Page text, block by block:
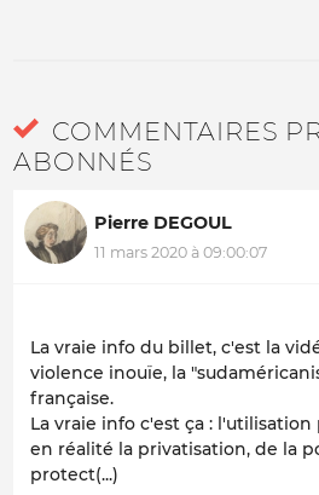
COMMENTAIRES
ABONNÉS
Pierre DEGOUL
11 mars 2020 à 09:00:07
La vraie info du billet, c'est la
violence inouïe, la
française.
La vraie info c'est ça :
en réalité la privatisation, de la
protect(...)